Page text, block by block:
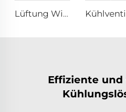
Lüftung Wirbelsturmventilator für Milchviehfarm Ventilator Wirbelsturm Außenventilatoren Kühe 72 Zoll OEM Edelstahl AC Wandventilator 6 Stück
Effiziente